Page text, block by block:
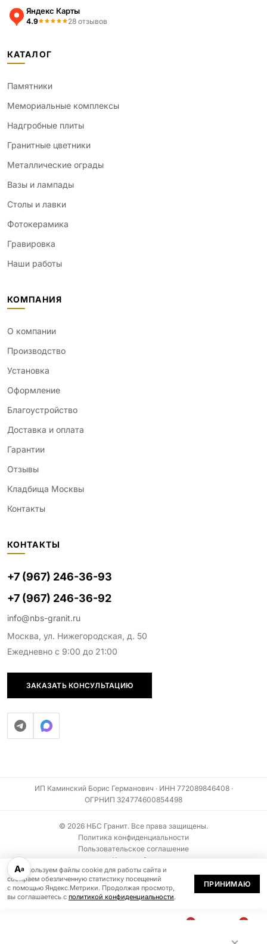
ЗАКАЗ
Яндекс Карты
4.9 28 отзывов
КАТАЛОГ
Памятники
Мемориальные комплексы
Надгробные плиты
Гранитные цветники
Металлические ограды
Вазы и лампады
Столы и лавки
Фотокерамика
Гравировка
Наши работы
КОМПАНИЯ
О компании
Производство
Установка
Оформление
Благоустройство
Доставка и оплата
Гарантии
Отзывы
Кладбища Москвы
Контакты
КОНТАКТЫ
+7 (967) 246-36-93
+7 (967) 246-36-92
info@nbs-granit.ru
Москва, ул. Нижегородская, д. 50
Ежедневно с 9:00 до 21:00
ЗАКАЗАТЬ КОНСУЛЬТАЦИЮ
ИП Каминский Борис Германович · ИНН 772089846408 ·
ОГРНИП 324774600854498
© 2026 НБС Гранит. Все права защищены.
Политика конфиденциальности
Пользовательское соглашение
Карта сайта
Информация на сайте не является публичной офертой (ст. 437 ГК РФ)
0
Корзина
0
Мы используем файлы cookie для работы сайта и
собираем обезличенную статистику посещений
с помощью Яндекс.Метрики. Продолжая просмотр,
вы соглашаетесь с политикой конфиденциальности.
ПРИНИМАЮ
Аа